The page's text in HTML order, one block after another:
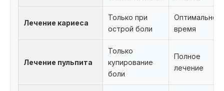
Лечение кариеса
Только при
острой боли
Оптимальное
время
Лечение пульпита
Только
купирование
боли
Полное
лечение